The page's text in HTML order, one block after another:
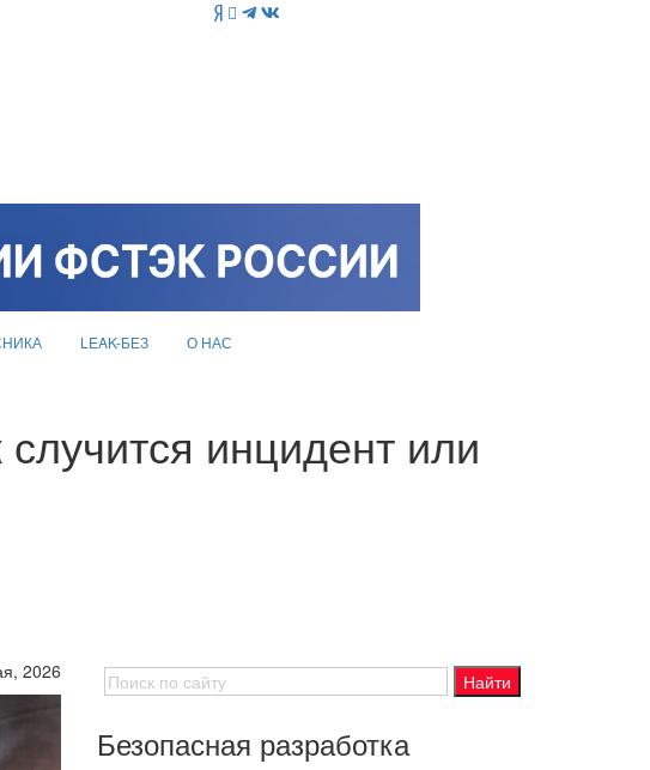
LEAK-БЕЗ О НАС
инцидент или
2026
Безопасная разработка